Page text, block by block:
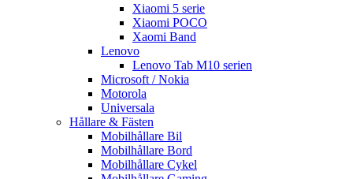
Xiaomi 5 serie
Xiaomi POCO
Xaomi Band
Lenovo
Lenovo Tab M10 serien
Microsoft / Nokia
Motorola
Universala
Hållare & Fästen
Mobilhållare Bil
Mobilhållare Bord
Mobilhållare Cykel